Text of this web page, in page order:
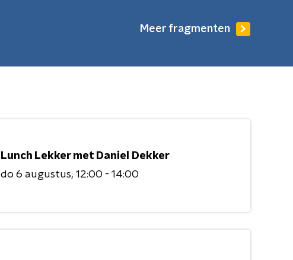
Meer fragmenten
Lunch Lekker met Daniel Dekker
do 6 augustus 12:00 - 14:00